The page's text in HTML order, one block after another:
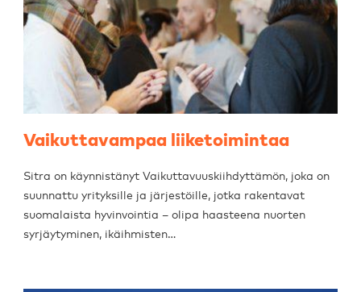
Vaikuttavampaa liiketoimintaa
Sitra on käynnistänyt Vaikuttavuuskiihdyttämön, joka on
suunnattu yrityksille ja järjestöille, jotka rakentavat
suomalaista hyvinvointia – olipa haasteena nuorten
syrjäytyminen, ikäihmisten…